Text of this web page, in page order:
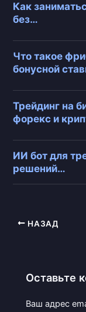
Как
без…
Что такое
бонусной
Трейдинг на
форекс и
ИИ бот для
решений…
НАЗАД
Оставьте
Ваш адрес